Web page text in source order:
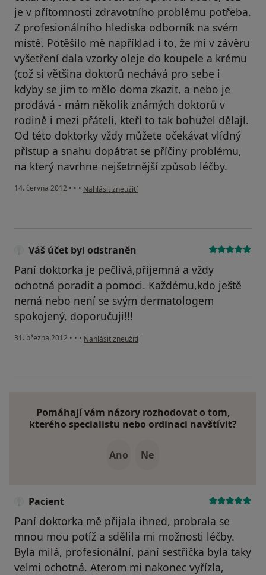
je v přítomnosti zdravotního problému potřeba.
Z profesionálního hlediska odborník na svém
místě. Potěšilo mě například i to, že mi v závěru
vyšetření dala vzorky oleje do koupele a krému
(což si většina doktorů nechává pro sebe i
kdyby se jim to mělo doma zkazit, a nebo je
prodává - mám několik známých doktorů v
rodině i mezi přáteli, kteří to tak bohužel dělají.
Od této doktorky vždy můžete očekávat vlídný
přístup a snahu dopátrat se příčiny problému,
na který navrhne nejšetrnější způsob léčby.
14. června 2012 • • • podle názoru uživatele Váš účet byl odstraněn
Nahlásit zneužití
Váš účet byl odstraněn
Paní doktorka je pečlivá,příjemná a vždy
ochotná poradit a pomoci. Každému,kdo ještě
nemá nebo není se svým dermatologem
spokojený, doporučuji!!!
31. března 2012 • • • podle názoru uživatele Váš účet byl odstraněn
Nahlásit zneužití
Pomáhají vám názory rozhodovat o tom,
kterého specialistu nebo ordinaci navštívit?
Ano Ne
Pacient
Paní doktorka mě přijala ihned, probrala se
mnou mou potíž a sdělila mi možnosti léčby.
Byla milá, profesionální, paní sestřička byla taky
velmi ochotná. Aterom mi nakonec vyřízla,